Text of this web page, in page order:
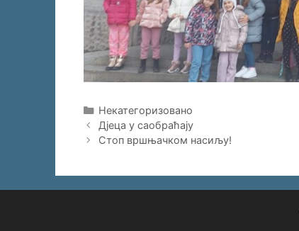
Categories
Некатегоризовано
Дјеца у саобраћају
Стоп вршњачком насиљу!